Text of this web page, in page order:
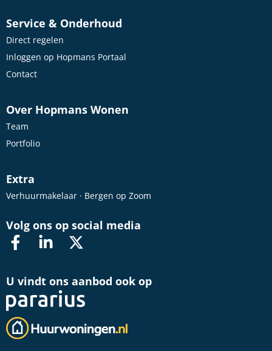
Service & Onderhoud
Direct regelen
Inloggen op Hopmans Portaal
Contact
Over Hopmans Wonen
Team
Portfolio
Extra
Verhuurmakelaar · Bergen op Zoom
Volg ons op social media
U vindt ons aanbod ook op